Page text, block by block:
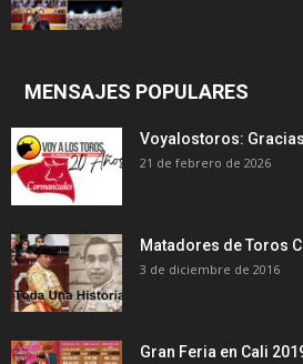
MENSAJES POPULARES
Voyalostoros:
21 de febrero de 2026
Matadores de Toros
3 de diciembre de 2016
Gran Feria en Cali